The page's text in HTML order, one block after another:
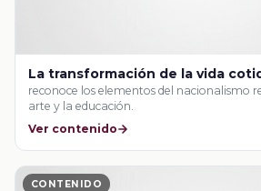
La transformación de la vida
reconoce los elementos del nacionalismo
arte y la educación.
Ver contenido
CONTENIDO